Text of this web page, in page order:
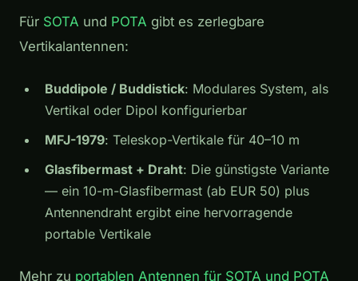
Für SOTA und POTA gibt es zerlegbare
Vertikalantennen:
Buddipole / Buddistick: Modulares System, als
Vertikal oder Dipol konfigurierbar
MFJ-1979: Teleskop-Vertikale für 40–10 m
Glasfibermast + Draht: Die günstigste Variante
— ein 10-m-Glasfibermast (ab EUR 50) plus
Antennendraht ergibt eine hervorragende
portable Vertikale
Mehr zu portablen Antennen für SOTA und POTA